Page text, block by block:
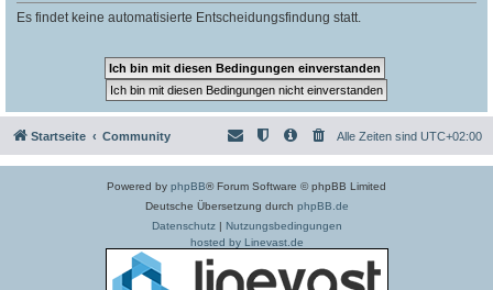
Es findet keine automatisierte Entscheidungsfindung statt.
Startseite Community Alle Zeiten sind UTC+02:00
Powered by phpBB® Forum Software © phpBB Limited
Deutsche Übersetzung durch phpBB.de
Datenschutz| Nutzungsbedingungen
hosted by Linevast.de